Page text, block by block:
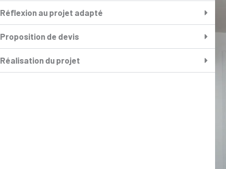
Réflexion au projet adapté
Proposition de devis
Réalisation du projet